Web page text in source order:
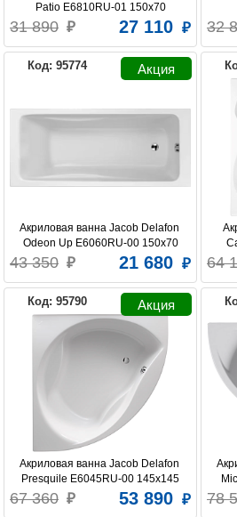
JACOB DELAFON KOLPA SAN
RIHO ROYAL BATH
Patio E6810RU-01 150x70
31 890 27 110 32
Код: 95774
Акриловая ванна Jacob Delafon
Odeon Up E6060RU-00 150x70
43 350 21 680 64
Код: 95790
Акриловая ванна Jacob Delafon
Presquile E6045RU-00 145x145
67 360 53 890 78